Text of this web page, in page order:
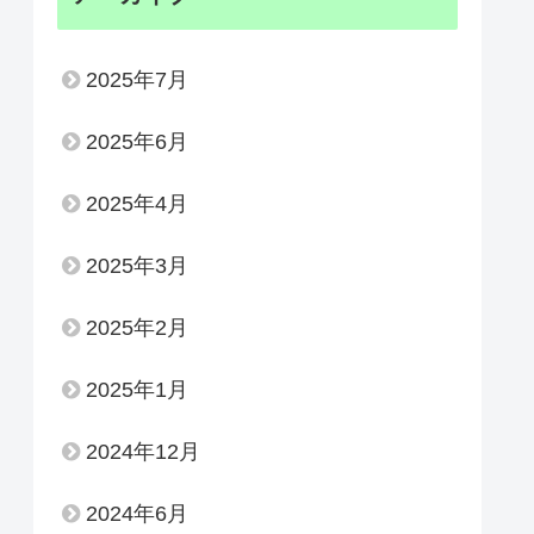
2025年7月
2025年6月
2025年4月
2025年3月
2025年2月
2025年1月
2024年12月
2024年6月